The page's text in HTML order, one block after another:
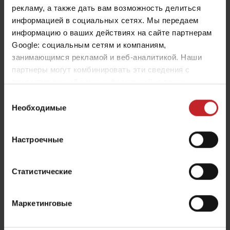
рекламу, а также дать вам возможность делиться
информацией в социальных сетях. Мы передаем
информацию о ваших действиях на сайте партнерам
Google: социальным сетям и компаниям,
занимающимся рекламой и веб-аналитикой. Наши
партнеры могут комбинировать эти сведения с
предоставленной вами информацией, а также
вами их сервисов.
согласия
Необходимые
Настроечные
Статистические
Маркетинговые
Оптимальный результат
Новый цифровой журнал для всех фермеров
Väderstad. Полезная информация, новости,
запасные части, дополнительное оборудование и
советы по обслуживанию.
Прочитайте журнал "Оптимальный результат" online